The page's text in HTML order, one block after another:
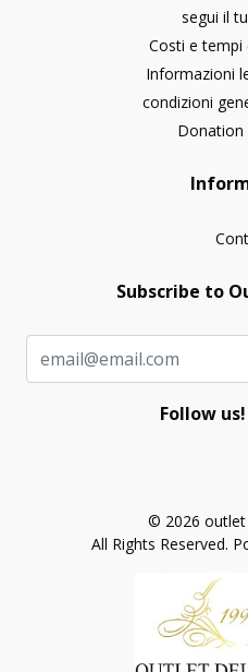
segui il
Costi e tempi
Informazioni
condizioni
Donation
Subscribe to
Follow us!
© 2026
All Rights Reserved.